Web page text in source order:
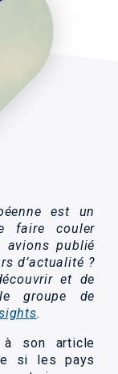
est un
faire couler
avions publié
d’actualité ?
et de
groupe de
.
son article
si les pays